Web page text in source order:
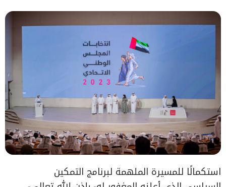
استكمالًا للمسيرة الملهمة لبرنامج التمكين